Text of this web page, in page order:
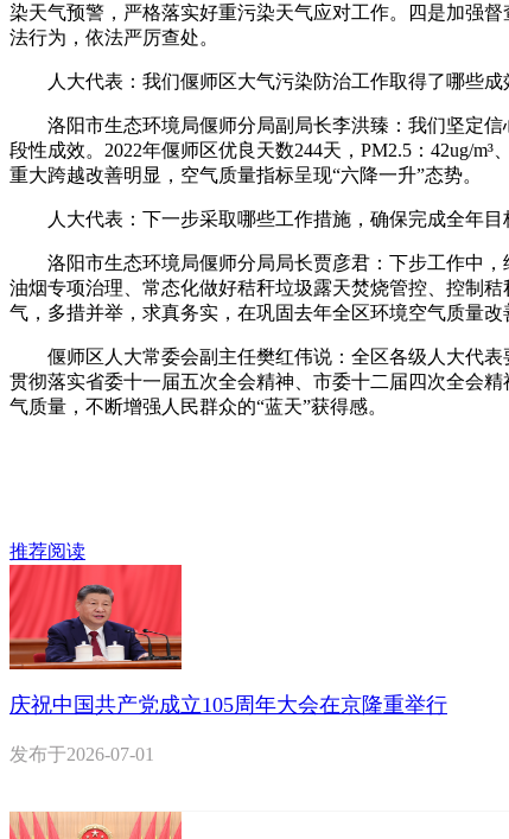
染天气预警，严格落实好重污染天气应对工作。四是加强
法行为，依法严厉查处。
人大代表：我们偃师区大气污染防治工作取得了哪些成
洛阳市生态环境局偃师分局副局长李洪臻：我们坚定信
段性成效。2022年偃师区优良天数244天，PM2.5：42ug/
重大跨越改善明显，空气质量指标呈现“六降一升”态势。
人大代表：下一步采取哪些工作措施，确保完成全年目
洛阳市生态环境局偃师分局局长贾彦君：下步工作中，
油烟专项治理、常态化做好秸秆垃圾露天焚烧管控、控制
气，多措并举，求真务实，在巩固去年全区环境空气质量改
偃师区人大常委会副主任樊红伟说：全区各级人大代表
贯彻落实省委十一届五次全会精神、市委十二届四次全会
气质量，不断增强人民群众的“蓝天”获得感。
推荐阅读
庆祝中国共产党成立105周年大会在京隆重举行
发布于2026-07-01